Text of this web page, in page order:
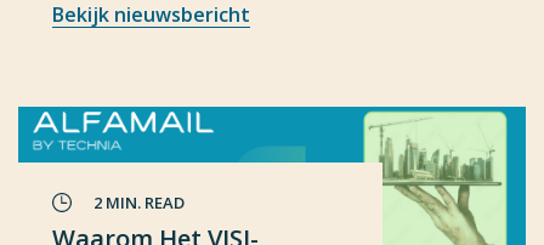
Bekijk nieuwsbericht
2 MIN. READ
Waarom Het VISI-